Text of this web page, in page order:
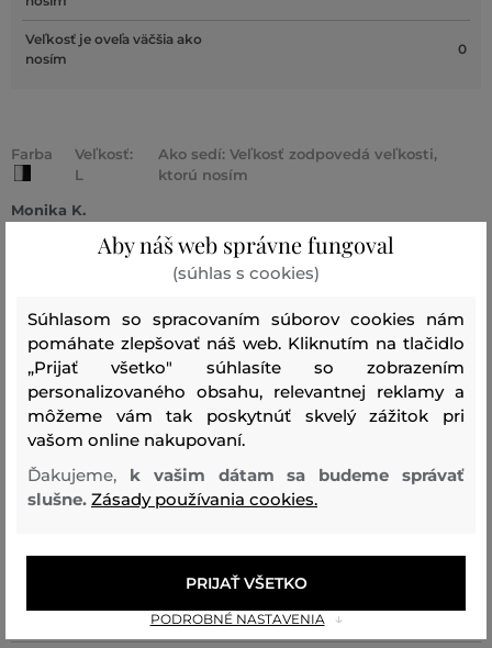
Veľkosť je oveľa väčšia ako
nosím
0
Farba
Veľkosť:
L
Ako sedí: Veľkosť zodpovedá veľkosti,
ktorú nosím
Monika K.
Ako sedí: Veľkosť zodpovedá veľkosti,
Monika B.
Farba
Veľkosť:
XL
Ako sedí: Veľkosť je o niečo väčšia ako
nosím
Daniel Š.
Farba
Veľkosť:
Ako sedí: Veľkosť zodpovedá veľkosti,
ktorú nosím
Lucia K.
Aby náš web správne fungoval
(súhlas s cookies)
Súhlasom so spracovaním súborov cookies nám
pomáhate zlepšovať náš web. Kliknutím na tlačidlo
„Prijať všetko" súhlasíte so zobrazením
personalizovaného obsahu, relevantnej reklamy a
môžeme vám tak poskytnúť skvelý zážitok pri
vašom online nakupovaní.
Ďakujeme, k vašim dátam sa budeme správať
slušne. Zásady používania cookies.
PODROBNÉ NASTAVENIA
PRIJAŤ VŠETKO